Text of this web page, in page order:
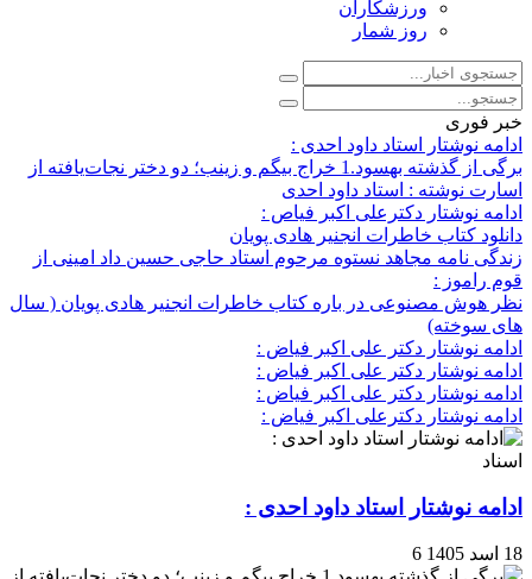
ورزشکاران
روز شمار
خبر فوری
ادامه نوشتار استاد داود احدی :
برگی از گذشته بهسود.1 خراج بیگم و زینب؛ دو دختر نجات‌یافته از
اسارت نوشته : استاد داود احدی
ادامه نوشتار دکترعلی اکبر فیاص :
دانلود کتاب خاطرات انجنیر هادی پویان
زندگی نامه مجاهد نستوه مرحوم استاد حاجی حسین داد امینی از
قوم راموز :
نظر هوش مصنوعی در باره کتاب خاطرات انجنیر هادی پویان ( سال
های سوخته)
ادامه نوشتار دکتر علی اکبر فیاض :
ادامه نوشتار دکتر علی اکبر فیاض :
ادامه نوشتار دکتر علی اکبر فیاض :
ادامه نوشتار دکترعلی اکبر فیاض :
اسناد
ادامه نوشتار استاد داود احدی :
18 اسد 1405 6